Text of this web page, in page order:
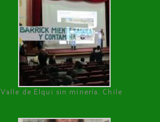
Valle de Elqui sin minería. Chile